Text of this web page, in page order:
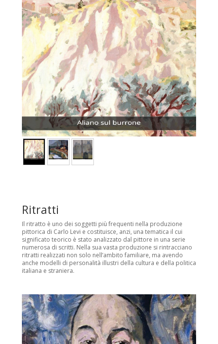
Ritratti
Il ritratto è uno dei soggetti più frequenti nella produzione
pittorica di Carlo Levi e costituisce, anzi, una tematica il cui
significato teorico è stato analizzato dal pittore in una serie
numerosa di scritti. Nella sua vasta produzione si rintracciano
ritratti realizzati non solo nell’ambito familiare, ma avendo
anche modelli di personalità illustri della cultura e della politica
italiana e straniera.